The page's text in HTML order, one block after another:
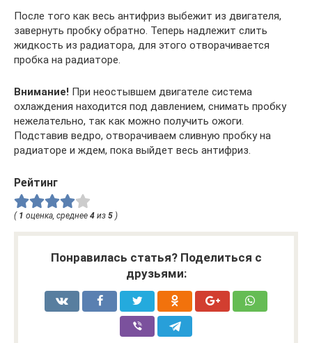
После того как весь антифриз выбежит из двигателя,
завернуть пробку обратно. Теперь надлежит слить
жидкость из радиатора, для этого отворачивается
пробка на радиаторе.
Внимание! При неостывшем двигателе система
охлаждения находится под давлением, снимать пробку
нежелательно, так как можно получить ожоги.
Подставив ведро, отворачиваем сливную пробку на
радиаторе и ждем, пока выйдет весь антифриз.
Рейтинг
( 1 оценка, среднее 4 из 5 )
Понравилась статья? Поделиться с
друзьями: